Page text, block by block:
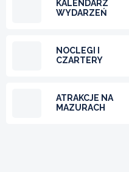
KALENDARZ
WYDARZEŃ
NOCLEGI I
CZARTERY
ATRAKCJE NA
MAZURACH